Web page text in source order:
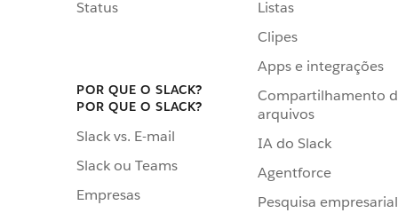
Status
POR QUE O SLACK?
POR QUE O SLACK?
Slack vs. E-mail
Slack ou Teams
Empresas
Listas
Clipes
Apps e integrações
Compartilhamento
arquivos
IA do Slack
Agentforce
Pesquisa empresarial